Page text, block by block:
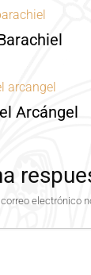
Arcángel
electrónico